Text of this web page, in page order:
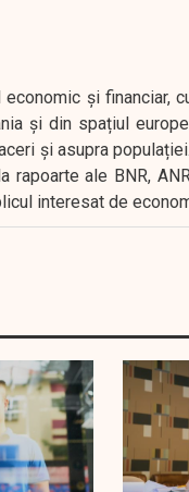
și
și din spațiul
și asupra
rapoarte ale BNR,
interesat de